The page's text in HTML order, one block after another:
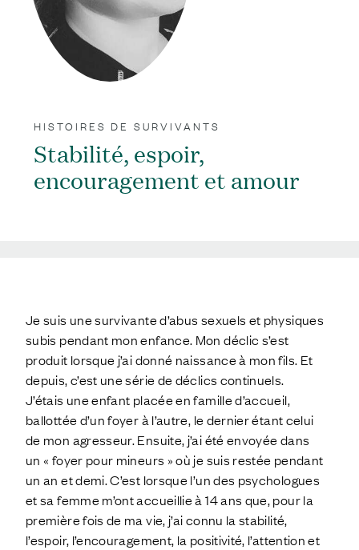
HISTOIRES DE SURVIVANTS
Stabilité, espoir,
encouragement et amour
Je suis une survivante d’abus sexuels et physiques
subis pendant mon enfance. Mon déclic s’est
produit lorsque j’ai donné naissance à mon fils. Et
depuis, c’est une série de déclics continuels.
J’étais une enfant placée en famille d’accueil,
ballottée d’un foyer à l’autre, le dernier étant celui
de mon agresseur. Ensuite, j’ai été envoyée dans
un « foyer pour mineurs » où je suis restée pendant
un an et demi. C’est lorsque l’un des psychologues
et sa femme m’ont accueillie à 14 ans que, pour la
première fois de ma vie, j’ai connu la stabilité,
l’espoir, l’encouragement, la positivité, l’attention et